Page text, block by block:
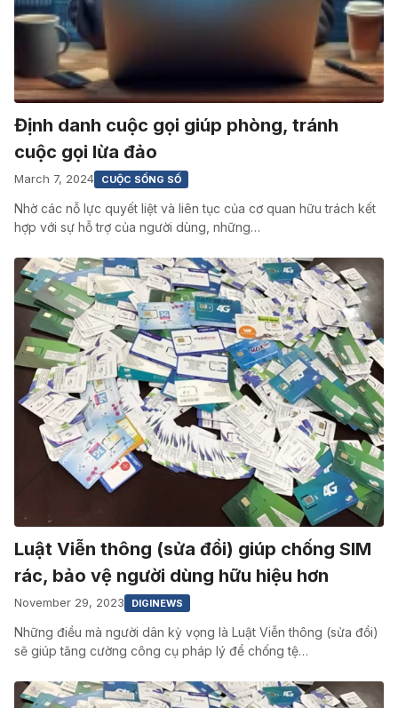
Định danh cuộc gọi giúp phòng, tránh
cuộc gọi lừa đảo
March 7, 2024 CUỘC SỐNG SỐ
Nhờ các nỗ lực quyết liệt và liên tục của cơ quan hữu trách kết
hợp với sự hỗ trợ của người dùng, những…
Luật Viễn thông (sửa đổi) giúp chống SIM
rác, bảo vệ người dùng hữu hiệu hơn
November 29, 2023 DIGINEWS
Những điều mà người dân kỳ vọng là Luật Viễn thông (sửa đổi)
sẽ giúp tăng cường công cụ pháp lý để chống tệ…